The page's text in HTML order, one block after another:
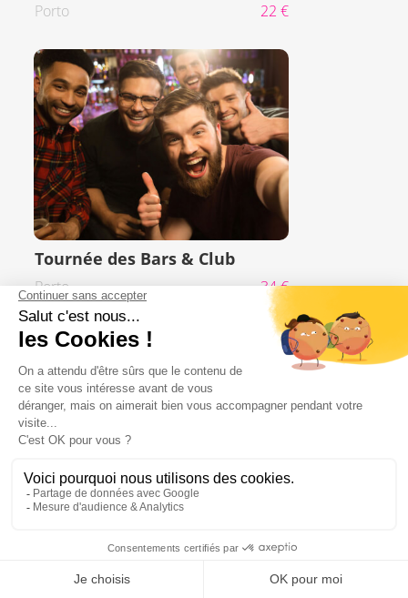
Porto 22 €
Tournée des Bars & Club
Porto 34 €